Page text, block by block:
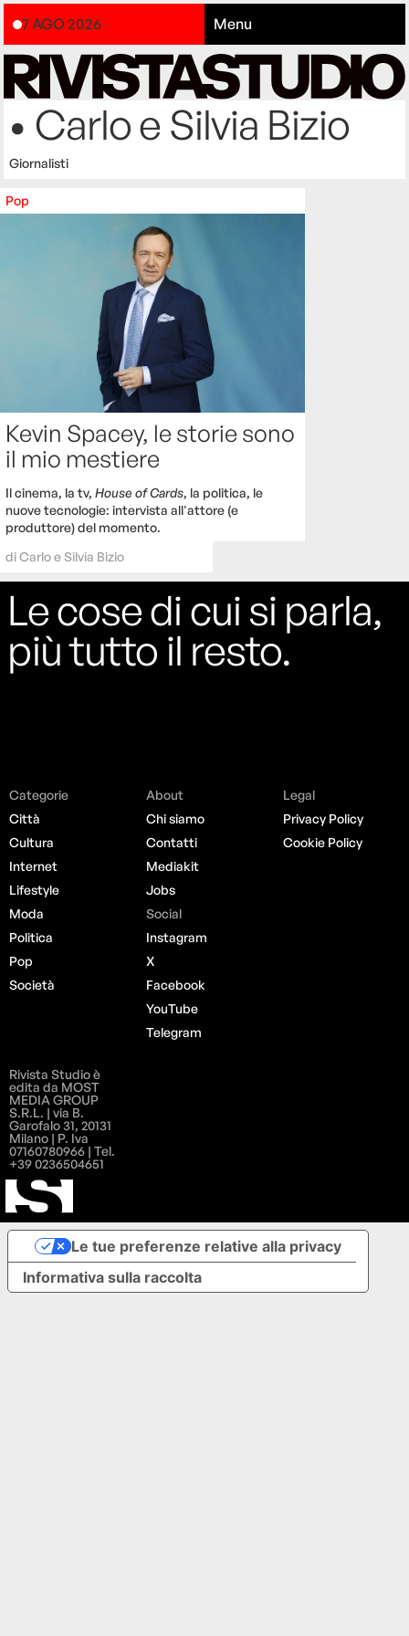
7 AGO 2026 Menu
• Carlo e Silvia Bizio
Giornalisti
Pop
Kevin Spacey, le storie sono
il mio mestiere
Il cinema, la tv, House of Cards, la politica, le
nuove tecnologie: intervista all'attore (e
produttore) del momento.
diCarlo e Silvia Bizio
Le cose di cui si parla,
più tutto il resto.
Categorie
Città
Cultura
Internet
Lifestyle
Moda
Politica
Pop
Società
About
Chi siamo
Contatti
Mediakit
Jobs
Social
Instagram
X
Facebook
YouTube
Telegram
Legal
Privacy Policy
Cookie Policy
Rivista Studio è
edita da MOST
MEDIA GROUP
S.R.L. | via B.
Garofalo 31, 20131
Milano | P. Iva
07160780966 | Tel.
+39 0236504651
Informativa sulla raccolta
Le tue preferenze relative alla privacy